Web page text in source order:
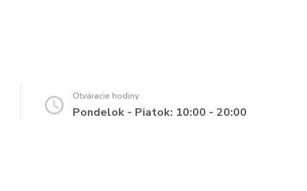
Otváracie hodiny
Pondelok - Piatok: 10:00 - 20:00